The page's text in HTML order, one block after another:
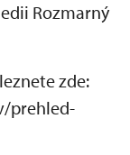
Rozmarný
zde:
prehled-